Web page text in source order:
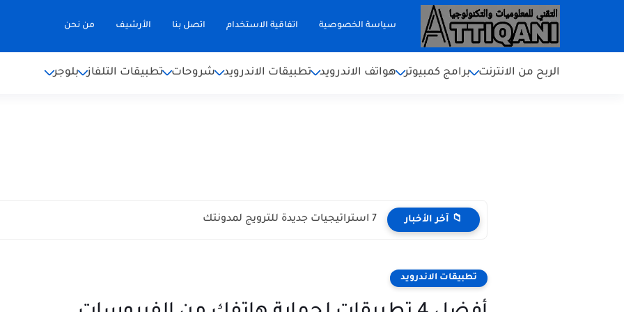
سياسة الخصوصية اتفاقية الاستخدام اتصل بنا الأرشيف من نحن
الربح من الانترنت برامج كمبيوتر هواتف الاندرويد تطبيقات الاندرويد شروحات تطبيقات التلفاز بلوجر
📁 آخر الأخبار كيفية زيادة الروابط الخلفية باستراتيجية محتوى فعالة؟
تطبيقات الاندرويد